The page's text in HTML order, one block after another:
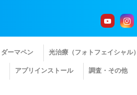
ダーマペン 光治療（フォトフェイシャル）
アプリインストール 調査・その他